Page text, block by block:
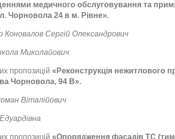
медичного обслуговування та
Чорновола 24 в м. Рівне».
Коновалов Сергій Олександрович
Миколайович
пропозицій «Реконструкція нежитлового
Чорновола, 94 В».
Віталійович
пропозицій «Опорядження фасадів ТС